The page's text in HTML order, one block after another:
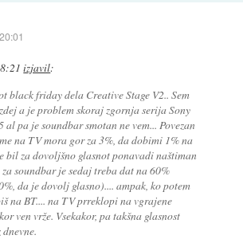
izjavil:
black friday dela Creative Stage V2.. Sem
a je problem skoraj zgornja serija Sony
pa je soundbar smotan ne vem... Povezan
na TV mora gor za 3%, da dobimi 1% na
bil za dovoljšno glasnot ponavadi naštiman
soundbar je sedaj treba dat na 60%
da je dovolj glasno).... ampak, ko potem
na BT.... na TV prreklopi na vgrajene
ven vrže. Vsekakor, pa takšna glasnost